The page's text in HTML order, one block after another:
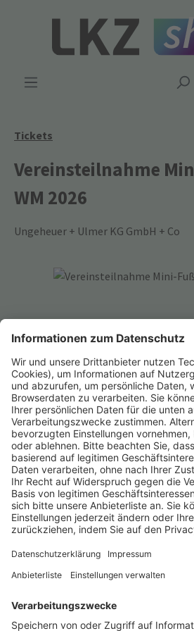
Zum Hauptinhalt springen
Tickets
Vereinsteilnahme
WM 2026
Ungeheuer + Ulmer KG GmbH + Co
Bildergalerie überspringen
49,00 €
inkl. gesetzl. MwSt. zzgl.
Versandkostenfrei
Ich möchte folgenden Verein
Ansprechpartner und Kontakt für